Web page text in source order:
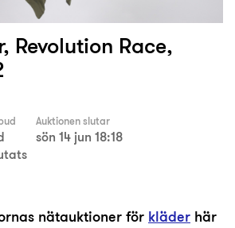
Revolution Race,
Auktionen slutar
sön 14 jun 18:18
nätauktioner för kläder här